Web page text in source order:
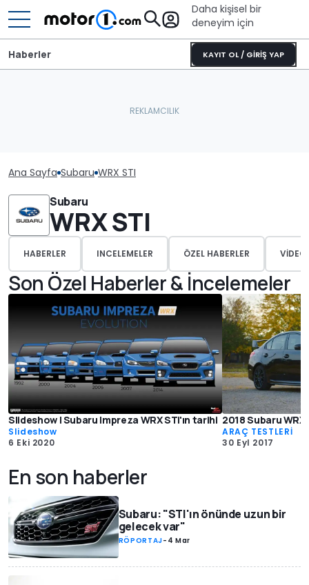
Daha kişisel bir
deneyim için
KAYIT OL / GİRİŞ YAP
Haberler
Ana Sayfa Subaru WRX STI
Subaru
WRX STI
HABERLER INCELEMELER ÖZEL HABERLER
Son Özel Haberler & İncelemeler
Slideshow | Subaru Impreza WRX STi'ın tarihi
Slideshow
6 Eki 2020
2018 Subaru
ARAÇ TESTLERİ
30 Eyl 2017
En son haberler
Subaru: "STI'ın önünde uzun bir
gelecek var"
RÖPORTAJ- 4 Mar